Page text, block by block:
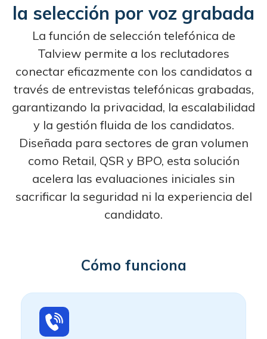
la selección por voz grabada
La función de selección telefónica de
Talview permite a los reclutadores
conectar eficazmente con los candidatos a
través de entrevistas telefónicas grabadas,
garantizando la privacidad, la escalabilidad
y la gestión fluida de los candidatos.
Diseñada para sectores de gran volumen
como Retail, QSR y BPO, esta solución
acelera las evaluaciones iniciales sin
sacrificar la seguridad ni la experiencia del
candidato.
Cómo funciona